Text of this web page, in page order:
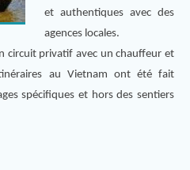
et authentiques avec des
agences locales.
circuit privatif avec un chauffeur et
au Vietnam ont été fait
spécifiques et hors des sentiers